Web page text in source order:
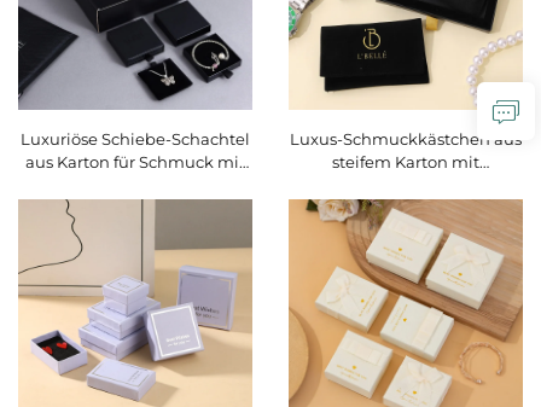
Luxuriöse Schiebe-Schachtel
aus Karton für Schmuck mit
Schublade mit Bandgriff zur
Verpackung von Halsketten,
Ringen, Ohrringen und
Armbändern
Luxus-Schmuckkästchen aus
steifem Karton mit
Schubladen-Stil –
Schmuckaufbewahrungsbox
mit Bandgriff zur
Verpackung von Halskette
und Ring